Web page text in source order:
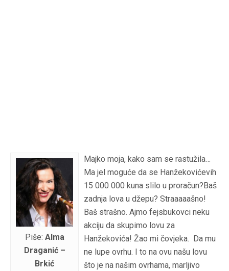
Piše: Alma
Draganić –
Brkić
Majko moja, kako sam se rastužila…
Ma jel moguće da se Hanžekovićevih
15 000 000 kuna slilo u proračun?Baš
zadnja lova u džepu? Straaaaašno!
Baš strašno. Ajmo fejsbukovci neku
akciju da skupimo lovu za
Hanžekovića! Žao mi čovjeka. Da mu
ne lupe ovrhu. I to na ovu našu lovu
što je na našim ovrhama, marljivo